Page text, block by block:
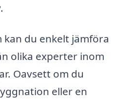
du enkelt jämföra
olika experter inom
Oavsett om du
eller en